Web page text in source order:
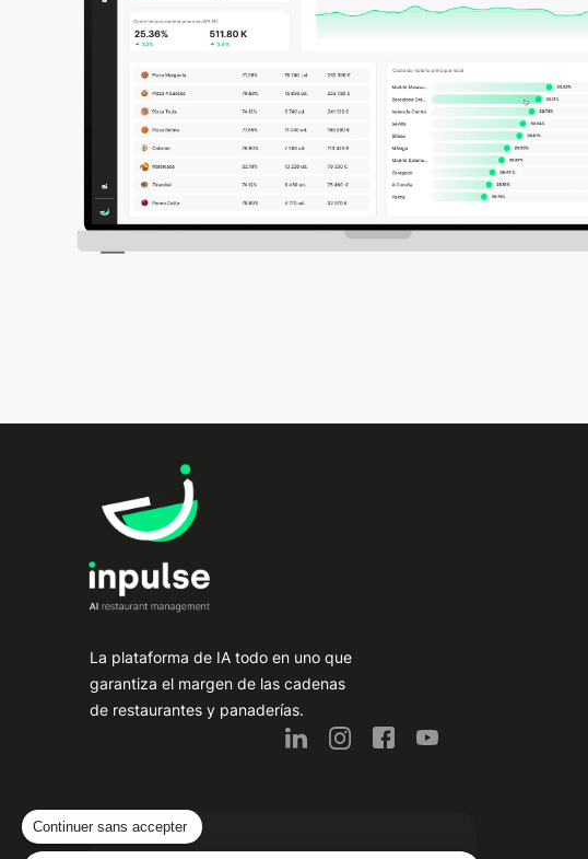
Continuer sans accepter
La plataforma de IA todo en uno que
garantiza el margen de las cadenas
de restaurantes y panaderías.